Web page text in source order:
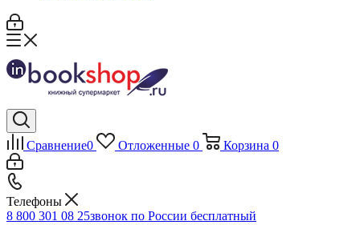
Сравнение0 Отложенные 0 Корзина 0
Телефоны
8 800 301 08 25звонок по России бесплатный